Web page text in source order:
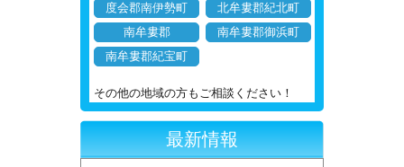
度会郡南伊勢町
北牟婁郡紀北町
南牟婁郡
南牟婁郡御浜町
南牟婁郡紀宝町
その他の地域の方もご相談ください！
最新情報